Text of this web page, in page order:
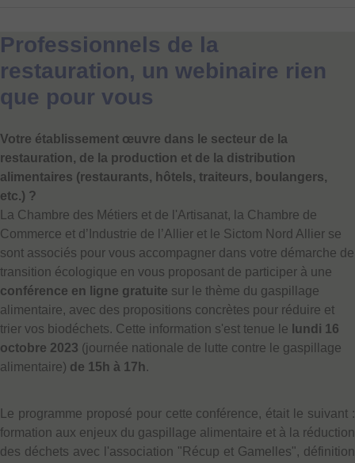
Professionnels de la
restauration, un webinaire rien
que pour vous
Votre établissement œuvre dans le secteur de la
restauration, de la production et de la distribution
alimentaires (restaurants, hôtels, traiteurs, boulangers,
etc.) ?
La Chambre des Métiers et de l'Artisanat, la Chambre de
Commerce et d’Industrie de l’Allier et le Sictom Nord Allier se
sont associés pour vous accompagner dans votre démarche de
transition écologique en vous proposant de participer à une
conférence en ligne gratuite sur le thème du gaspillage
alimentaire, avec des propositions concrètes pour réduire et
trier vos biodéchets. Cette information s'est tenue le lundi 16
octobre 2023 (journée nationale de lutte contre le gaspillage
alimentaire) de 15h à 17h.
Le programme proposé pour cette conférence, était le suivant :
formation aux enjeux du gaspillage alimentaire et à la réduction
des déchets avec l'association "Récup et Gamelles", définition